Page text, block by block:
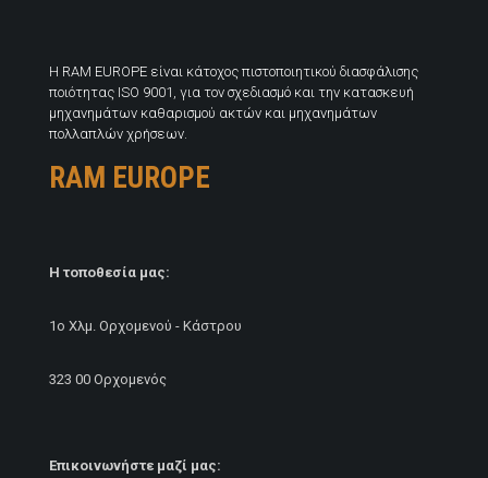
H RAM EUROPE είναι κάτοχος πιστοποιητικού διασφάλισης
ποιότητας ISO 9001, για τον σχεδιασμό και την κατασκευή
μηχανημάτων καθαρισμού ακτών και μηχανημάτων
πολλαπλών χρήσεων.
RAM EUROPE
Η τοποθεσία μας:
1ο Χλμ. Ορχομενού - Κάστρου
323 00 Ορχομενός
Επικοινωνήστε μαζί μας: